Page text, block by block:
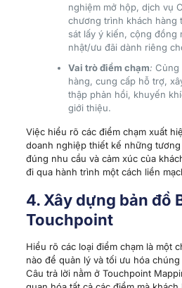
nghiệm mở hộp, dịch vụ
chương trình khách hàng
sát lấy ý kiến, cộng đồng
nhật/ưu đãi dành riêng
Vai trò điểm chạm: Củng
hàng, cung cấp hỗ trợ,
thập phản hồi, khuyến
giới thiệu.
Việc hiểu rõ các điểm chạm xuất
doanh nghiệp thiết kế những
đúng nhu cầu và cảm xúc của
đi qua hành trình một cách liền
4. Xây dựng bản đồ
Touchpoint
Hiểu rõ các loại điểm chạm là một
nào để quản lý và tối ưu hóa
Câu trả lời nằm ở Touchpoint